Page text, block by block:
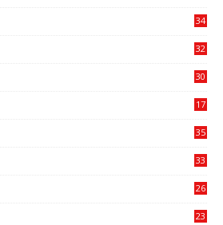
34
32
30
17
35
33
26
23